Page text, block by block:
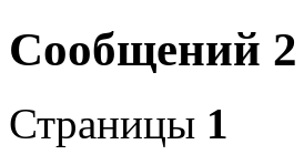
Сообщений 2
Страницы 1